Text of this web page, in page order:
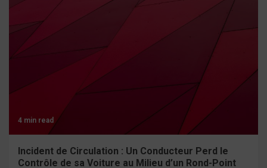
4 min read
Incident de Circulation : Un Conducteur Perd le
Contrôle de sa Voiture au Milieu d’un Rond-Point